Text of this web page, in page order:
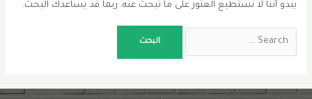
يبدو أننا لا نستطيع العثور على ما تبحث عنه. ربما قد يساعدك البحث.